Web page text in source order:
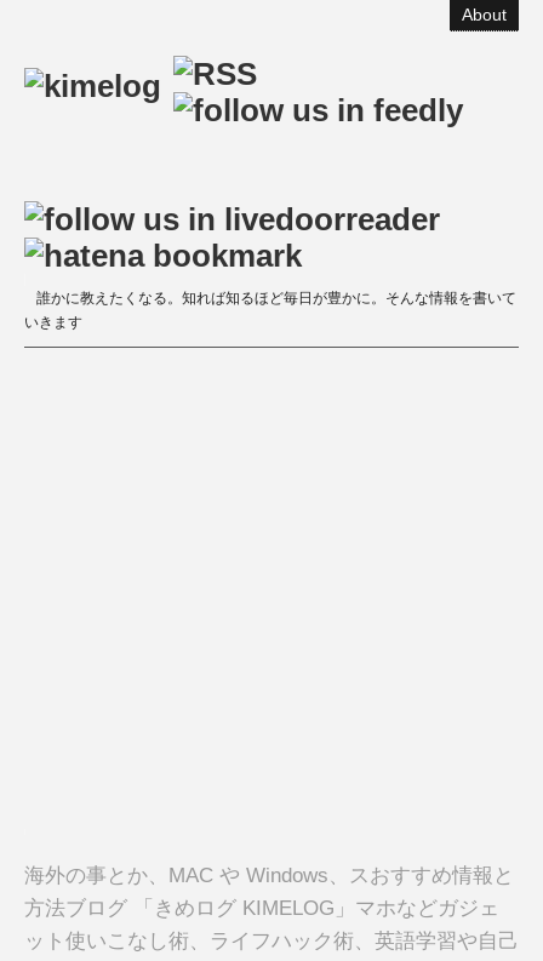
About
誰かに教えたくなる。知れば知るほど毎日が豊かに。そんな情報を書いて
いきます
海外の事とか、MAC や Windows、スおすすめ情報と
方法ブログ 「きめログ KIMELOG」マホなどガジェ
ット使いこなし術、ライフハック術、英語学習や自己